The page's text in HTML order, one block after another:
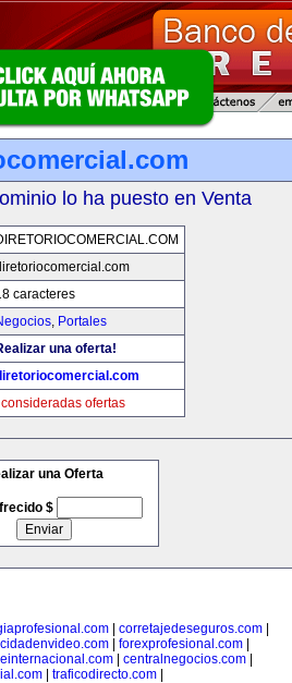
lo ha puesto en Venta
caracteres
, Portales
una oferta!
ofertas
una Oferta
$
corretajedeseguros.com
forexprofesional.com
centralnegocios.com
| traficodirecto.com|